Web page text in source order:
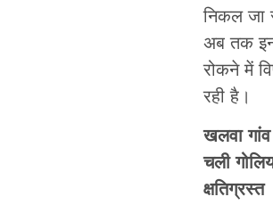
निकल जा
अब तक
रोकने में
रही है।
खलवा गांव
चली
क्षतिग्रस्त